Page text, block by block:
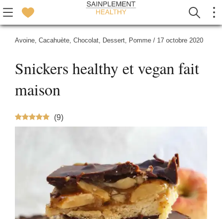
Avoine, Cacahuète, Chocolat, Dessert, Pomme / 17 octobre 2020
Snickers healthy et vegan fait
maison
(9)